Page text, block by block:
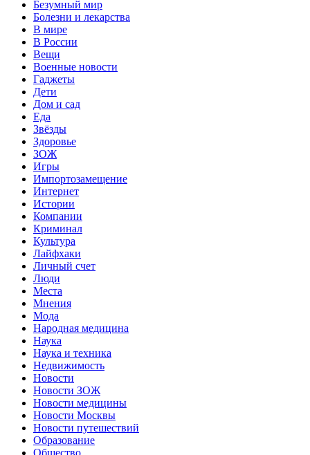
Безумный мир
Болезни и лекарства
В мире
В России
Вещи
Военные новости
Гаджеты
Дети
Дом и сад
Еда
Звёзды
Здоровье
ЗОЖ
Игры
Импортозамещение
Интернет
Истории
Компании
Криминал
Культура
Лайфхаки
Личный счет
Люди
Места
Мнения
Мода
Народная медицина
Наука
Наука и техника
Недвижимость
Новости
Новости ЗОЖ
Новости медицины
Новости Москвы
Новости путешествий
Образование